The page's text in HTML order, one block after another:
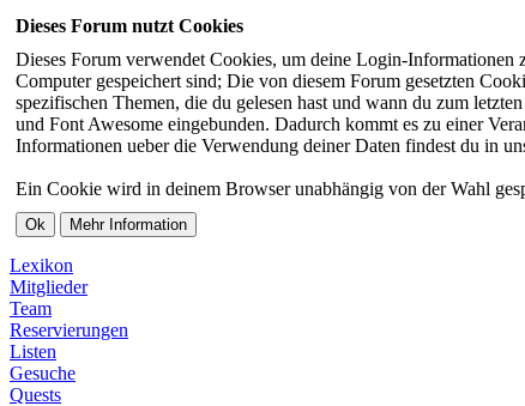
Dieses Forum nutzt Cookies
Dieses Forum verwendet Cookies, um deine Login-Informationen
Computer gespeichert sind; Die von diesem Forum gesetzten
spezifischen Themen, die du gelesen hast und wann du zum
und Font Awesome eingebunden. Dadurch kommt es zu einer
Informationen ueber die Verwendung deiner Daten findest du in
Ein Cookie wird in deinem Browser unabhängig von der Wahl
Lexikon
Mitglieder
Team
Reservierungen
Listen
Gesuche
Quests